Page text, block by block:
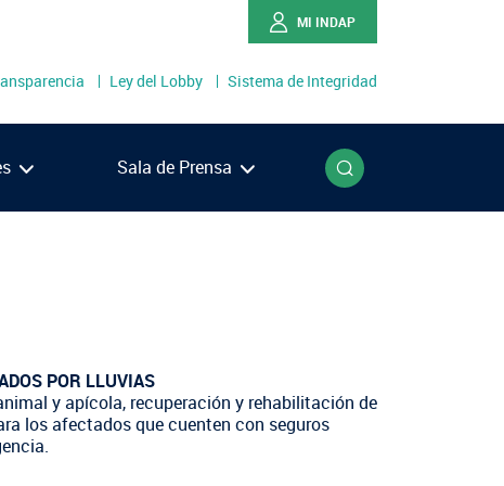
MI INDAP
Ley del Lobby Sistema de Integridad
Sala de Prensa
POR LLUVIAS
y apícola, recuperación y rehabilitación de
los afectados que cuenten con seguros